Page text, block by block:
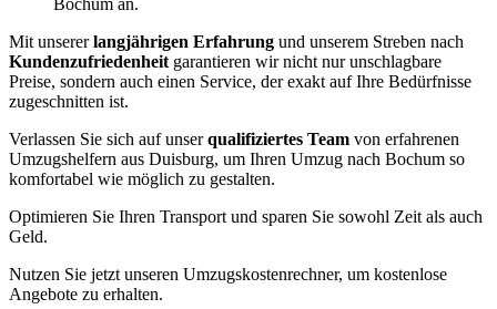
Bochum an.
Mit unsererlangjährigen Erfahrung und unserem Streben nach
Kundenzufriedenheit garantieren wir nicht nur unschlagbare
Preise, sondern auch einen Service, der exakt auf Ihre Bedürfnisse
zugeschnitten ist.
Verlassen Sie sich auf unserqualifiziertes Team von erfahrenen
Umzugshelfern aus Duisburg, um Ihren Umzug nach Bochum so
komfortabel wie möglich zu gestalten.
Optimieren Sie Ihren Transport und sparen Sie sowohl Zeit als auch
Geld.
Nutzen Sie jetzt unseren Umzugskostenrechner, um kostenlose
Angebote zu erhalten.